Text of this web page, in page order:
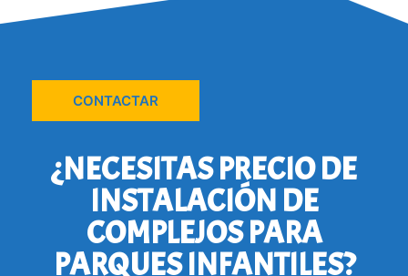
¿NECESITAS PRECIO DE
INSTALACIÓN DE
COMPLEJOS PARA
PARQUES INFANTILES?
CONTACTAR